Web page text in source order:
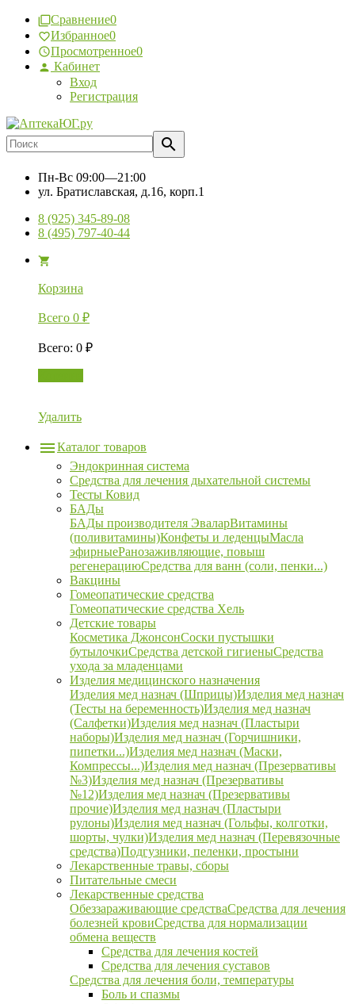
Сравнение0
Избранное0
Просмотренное0
Кабинет
Вход
Регистрация
Пн-Вс 09:00—21:00
ул. Братиславская, д.16, корп.1
8 (925) 345-89-08
8 (495) 797-40-44
Корзина
Всего 0 ₽
Всего: 0 ₽
Удалить
Каталог товаров
Эндокринная система
Средства для лечения дыхательной системы
Тесты Ковид
БАДы
БАДы производителя ЭваларВитамины
(поливитамины)Конфеты и леденцыМасла
эфирныеРанозаживляющие, повыш
регенерациюСредства для ванн (соли, пенки...)
Вакцины
Гомеопатические средства
Гомеопатические средства Хель
Детские товары
Косметика ДжонсонСоски пустышки
бутылочкиСредства детской гигиеныСредства
ухода за младенцами
Изделия медицинского назначения
Изделия мед назнач (Шприцы)Изделия мед назнач
(Тесты на беременность)Изделия мед назнач
(Салфетки)Изделия мед назнач (Пластыри
наборы)Изделия мед назнач (Горчишники,
пипетки...)Изделия мед назнач (Маски,
Компрессы...)Изделия мед назнач (Презервативы
№3)Изделия мед назнач (Презервативы
№12)Изделия мед назнач (Презервативы
прочие)Изделия мед назнач (Пластыри
рулоны)Изделия мед назнач (Гольфы, колготки,
шорты, чулки)Изделия мед назнач (Перевязочные
средства)Подгузники, пеленки, простыни
Лекарственные травы, сборы
Питательные смеси
Лекарственные средства
Обеззараживающие средстваСредства для лечения
болезней кровиСредства для нормализации
обмена веществ
Средства для лечения костей
Средства для лечения суставов
Средства для лечения боли, температуры
Боль и спазмы